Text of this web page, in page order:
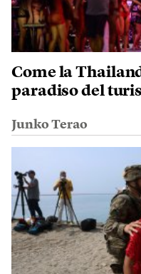
Come la
paradiso del
Junko Terao